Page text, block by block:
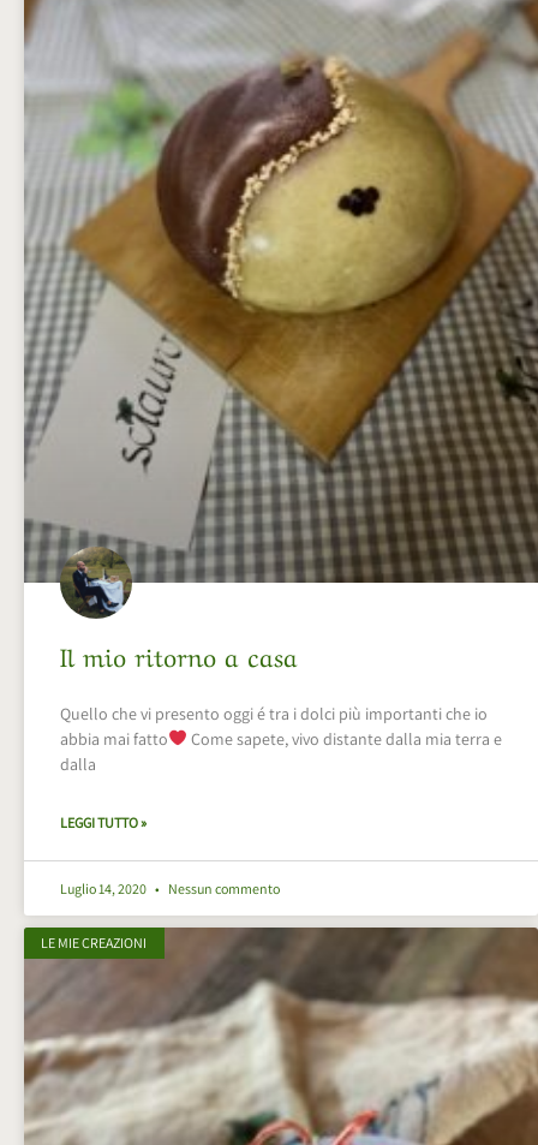
Il mio ritorno a casa
Quello che vi presento oggi é tra i dolci più importanti che io
abbia mai fatto
Come sapete, vivo distante dalla mia terra e
dalla
LEGGI TUTTO »
Luglio 14, 2020 Nessun commento
LE MIE CREAZIONI